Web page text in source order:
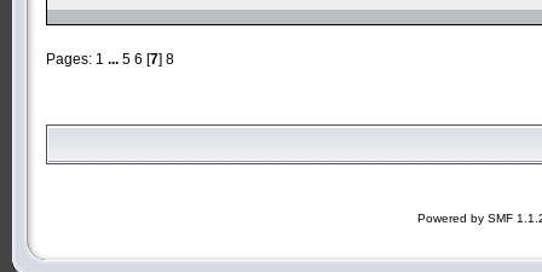
Pages: 1 ... 5 6 [7] 8
Powered by SMF